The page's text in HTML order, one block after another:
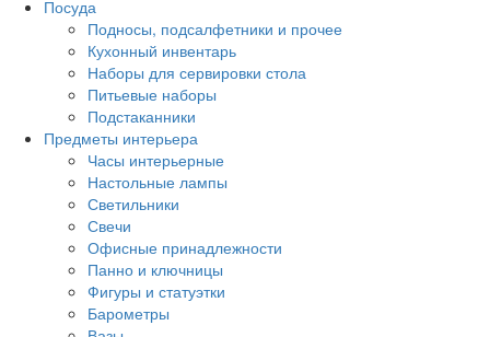
Посуда
Подносы, подсалфетники и прочее
Кухонный инвентарь
Наборы для сервировки стола
Питьевые наборы
Подстаканники
Предметы интерьера
Часы интерьерные
Настольные лампы
Светильники
Свечи
Офисные принадлежности
Панно и ключницы
Фигуры и статуэтки
Барометры